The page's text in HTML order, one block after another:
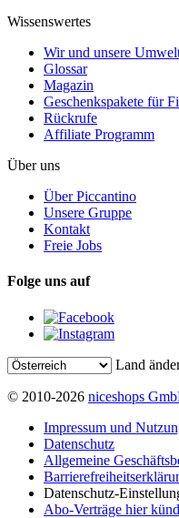
Wissenswertes
Wir und unsere
Glossar
Magazin
Geschenkspakete für
Rückrufe
Affiliate Programm
Über uns
Über Piccantino
Unsere Gruppe
Kontakt
Freie Jobs
Folge uns auf
Land
© 2010-2026 niceshops
Impressum und
Datenschutz
Allgemeine
Datenschutz-
Abo-Verträge hier